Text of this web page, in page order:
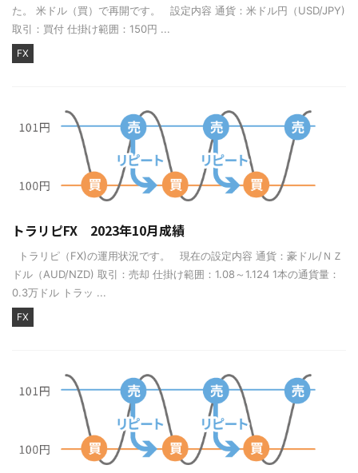
た。 米ドル（買）で再開です。 設定内容 通貨：米ドル円（USD/JPY)
取引：買付 仕掛け範囲：150円 ...
FX
トラリピFX 2023年10月成績
トラリピ（FX)の運用状況です。 現在の設定内容 通貨：豪ドル/ＮＺ
ドル（AUD/NZD) 取引：売却 仕掛け範囲：1.08～1.124 1本の通貨量：
0.3万ドル トラッ ...
FX